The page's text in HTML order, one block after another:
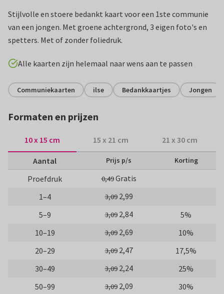
Stijlvolle en stoere bedankt kaart voor een 1ste communie
van een jongen. Met groene achtergrond, 3 eigen foto's en
spetters. Met of zonder foliedruk.
Alle kaarten zijn helemaal naar wens aan te passen
Communiekaarten ilse Bedankkaartjes Jongen
Formaten en prijzen
10 x 15 cm 15 x 21 cm 21 x 30 cm
Aantal Prijs p/s Korting
Proefdruk 0,49Gratis
1–4
3,09 2,99
5–9
3,09 2,84
5%
10–19
3,09 2,69
10%
20–29
3,09 2,47
17,5%
30–49
3,09 2,24
25%
50–99
3,09 2,09
30%